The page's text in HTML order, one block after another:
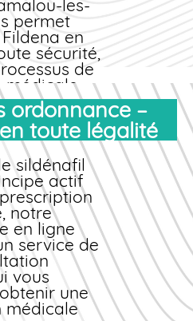
les-
permet
Fildena en
sécurité,
de
médicale
une
France
et
il
un
de santé
équipe
valide la
toute légalité
sildénafil
actif
notre
en ligne
service de
vous
une
médicale